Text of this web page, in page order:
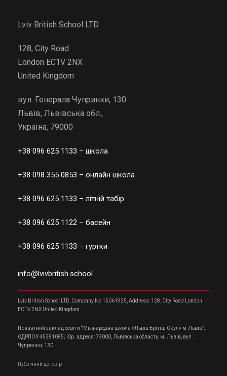
Lviv British School LTD
128, City Road
London EC1V 2NX
United Kingdom
вул. Генерала Чупринки, 130
Львів, Львівська обл.,
Україна, 79000
+38 096 625 1133 – школа
+38 098 355 0853 – онлайн школа
+38 096 625 1133 – літній табір
+38 096 625 1122 – басейн
+38 096 625 1133 – гуртки
info@lvivbritish.school
Lviv British School LTD, Company No 15061925, Address: 128, City Road London
EC1V 2NX United Kingdom
Приватний заклад освіти “Міжнародна школа «Львів Брітіш Скул» м.Львів”;
ЄДРПОУ 45381085; Юр. адреса: 79000, Львівська область, м. Львів, вул.
Чупринки, 130.
Публічний договір